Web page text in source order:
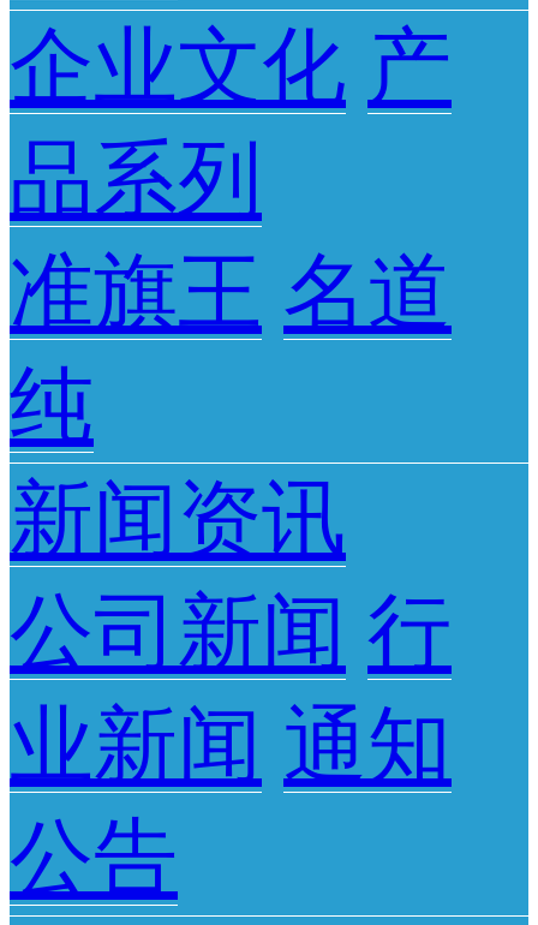
企业文化 产
品系列
准旗王 名道
纯
新闻资讯
公司新闻 行
业新闻 通知
公告